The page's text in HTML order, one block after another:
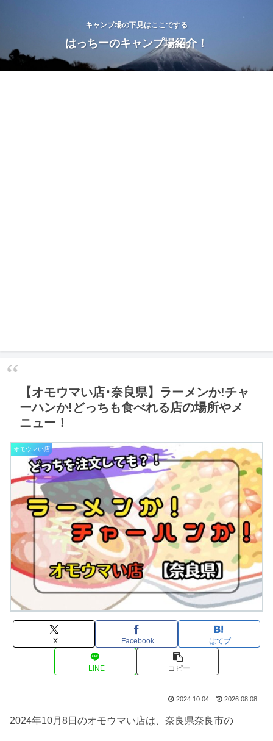
キャンプ場の下見はここでする
はっちーのキャンプ場紹介！
【オモウマい店･奈良県】ラーメンか!チャ
ーハンか!どっちも食べれる店の場所やメ
ニュー！
オモウマい店
X Facebook はてブ
LINE コピー
2024.10.04 2026.08.08
2024年10月8日のオモウマい店は、奈良県奈良市の